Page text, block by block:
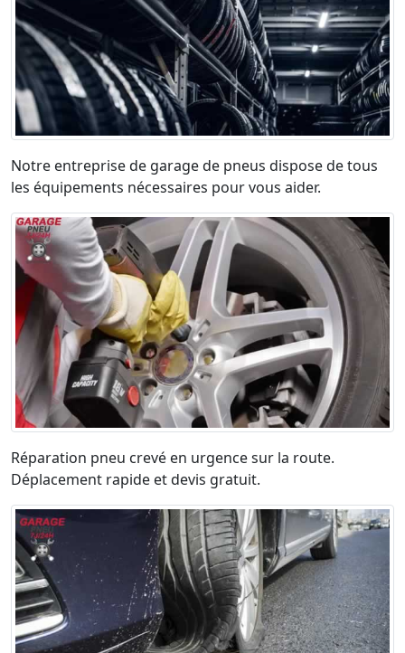
Notre entreprise de garage de pneus dispose de tous
les équipements nécessaires pour vous aider.
Réparation pneu crevé en urgence sur la route.
Déplacement rapide et devis gratuit.